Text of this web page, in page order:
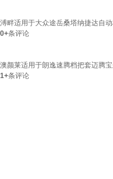
溥畔适用于大众途岳桑塔纳捷达自
0+条评论
澳颜莱适用于朗逸速腾档把套迈腾
1+条评论